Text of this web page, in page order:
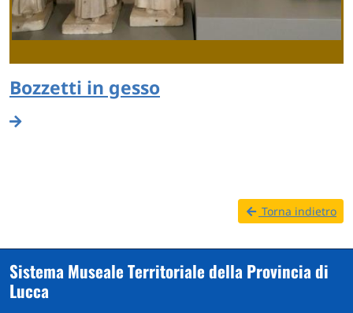
Bozzetti in gesso
Torna indietro
Sistema Museale Territoriale della Provincia di
Lucca